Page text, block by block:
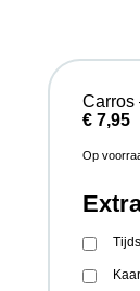
Carros
€7,95
Op